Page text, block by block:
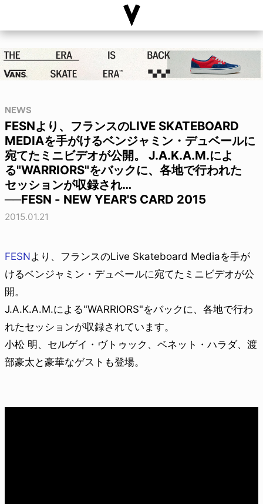
NEWS
FESNより、フランスのLIVE SKATEBOARD
MEDIAを手がけるベンジャミン・デュベールに
宛てたミニビデオが公開。 J.A.K.A.M.によ
る"WARRIORS"をバックに、各地で行われた
セッションが収録され…
──FESN - NEW YEAR'S CARD 2015
2015.01.21
FESNより、フランスのLive Skateboard Mediaを手が
けるベンジャミン・デュベールに宛てたミニビデオが公
開。
J.A.K.A.M.による"WARRIORS"をバックに、各地で行わ
れたセッションが収録されています。
小松 明、セルゲイ・ヴトゥック、ベネット・ハラダ、渡
部豪太と豪華なゲストも登場。